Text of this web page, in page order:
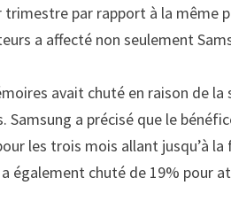
par rapport à la même
a affecté non seulement
avait chuté en raison de
a précisé que le
les trois mois allant jusqu’à
également chuté de 19% pour